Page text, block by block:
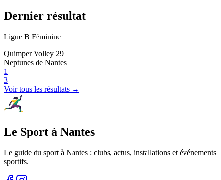
Dernier résultat
Ligue B Féminine
Quimper Volley 29
Neptunes de Nantes
1
3
Voir tous les résultats →
Le Sport à Nantes
Le guide du sport à Nantes : clubs, actus, installations et événements
sportifs.